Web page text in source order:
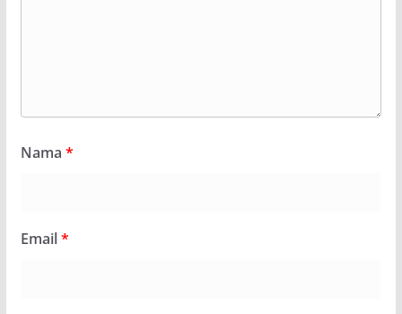
Nama *
Email*